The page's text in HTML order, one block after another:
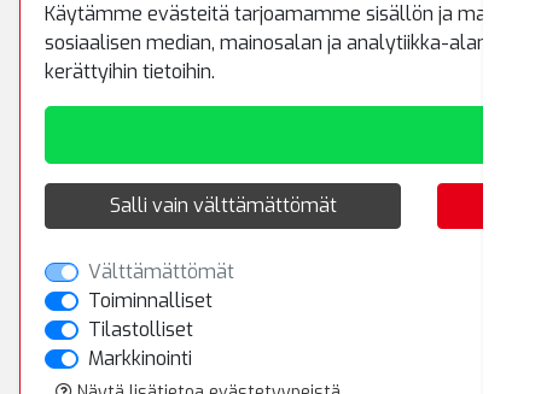
Hakamäenkuja 7
01510 Vantaa
Puh. (09) 8700 520
Fax.(09) 8700 522
rematiptop@rematiptop.fi
Myynti ja
Käytämme evästeitä tarjoamamme sisällön ja
sosiaalisen median, mainosalan ja analytiikka-alan
kerättyihin tietoihin.
Salli vain välttämättömät
Välttämättömät
Toiminnalliset
Tilastolliset
Markkinointi